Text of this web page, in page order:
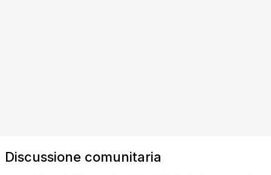
Discussione comunitaria